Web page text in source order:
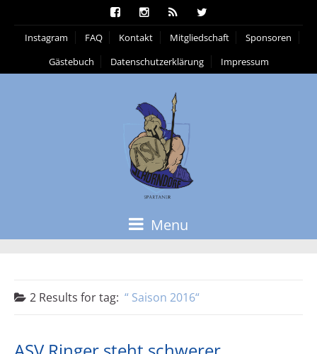
Instagram FAQ Kontakt Mitgliedschaft
Sponsoren
Gästebuch
Datenschutzerklärung Impressum
Menu
2 Results fortag: Saison 2016